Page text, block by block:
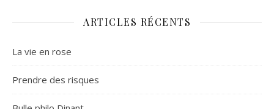
ARTICLES RÉCENTS
La vie en rose
Prendre des risques